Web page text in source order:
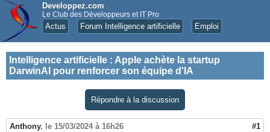
Developpez.com
Le Club des Développeurs et IT Pro
Actus Forum Intelligence artificielle Emploi
Intelligence artificielle : Apple achète la startup
DarwinAI pour renforcer son équipe d'IA
Répondre à la discussion
Anthony, le 15/03/2024 à 16h26 #1